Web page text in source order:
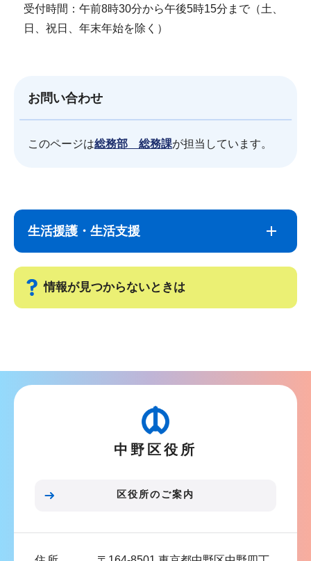
受付時間：午前8時30分から午後5時15分まで（土、
日、祝日、年末年始を除く）
お問い合わせ
このページは総務部 総務課が担当しています。
こ
で
生活援護・生活支援
情報が見つからないときは
ナ
ビ
中野区役所
区役所のご案内